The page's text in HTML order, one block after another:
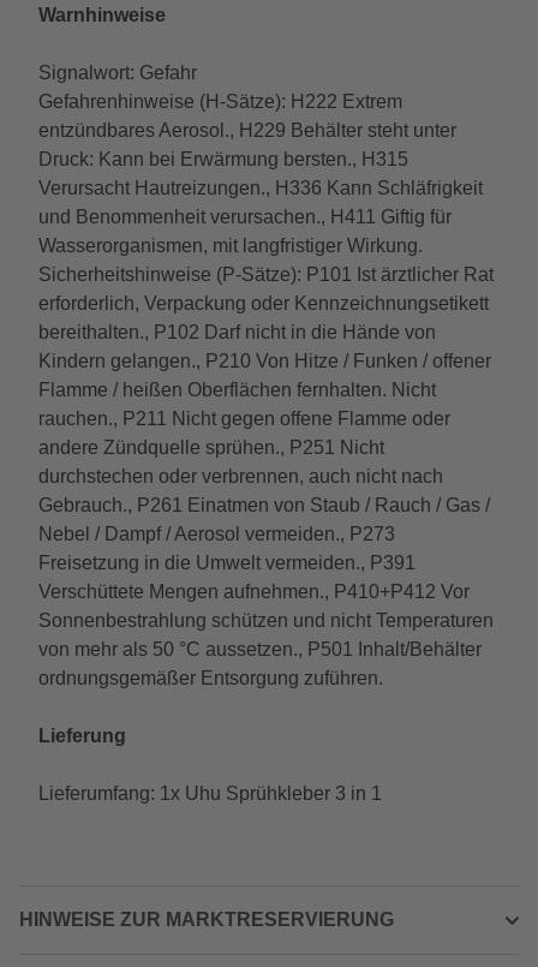
Warnhinweise
Signalwort: Gefahr
Gefahrenhinweise (H-Sätze): H222 Extrem
entzündbares Aerosol., H229 Behälter steht unter
Druck: Kann bei Erwärmung bersten., H315
Verursacht Hautreizungen., H336 Kann Schläfrigkeit
und Benommenheit verursachen., H411 Giftig für
Wasserorganismen, mit langfristiger Wirkung.
Sicherheitshinweise (P-Sätze): P101 Ist ärztlicher Rat
erforderlich, Verpackung oder Kennzeichnungsetikett
bereithalten., P102 Darf nicht in die Hände von
Kindern gelangen., P210 Von Hitze / Funken / offener
Flamme / heißen Oberflächen fernhalten. Nicht
rauchen., P211 Nicht gegen offene Flamme oder
andere Zündquelle sprühen., P251 Nicht
durchstechen oder verbrennen, auch nicht nach
Gebrauch., P261 Einatmen von Staub / Rauch / Gas /
Nebel / Dampf / Aerosol vermeiden., P273
Freisetzung in die Umwelt vermeiden., P391
Verschüttete Mengen aufnehmen., P410+P412 Vor
Sonnenbestrahlung schützen und nicht Temperaturen
von mehr als 50 °C aussetzen., P501 Inhalt/Behälter
ordnungsgemäßer Entsorgung zuführen.
Lieferung
Lieferumfang: 1x Uhu Sprühkleber 3 in 1
HINWEISE ZUR MARKTRESERVIERUNG